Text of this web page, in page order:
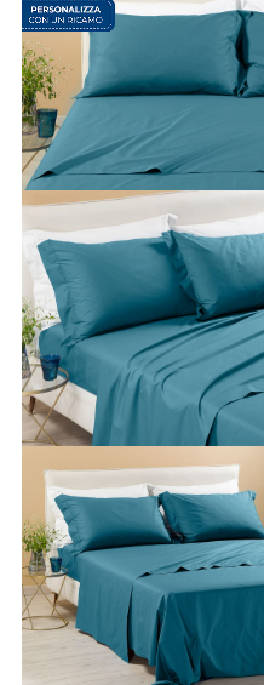
lenzuola matrimoniali,
padronale con stampe
unite estremamente
singole
, l'ideale per
accogliere al meglio gli
proposte per le
lenzuola per
formato sempre più richiesto
spazio e della comodità.
cura, includendolenzuolo
adattabili,
lenzuolo sopra
una vestibilità sempre
Perché scegliere la
alle lenzuola Caleffi
l'eccellenza e la passione
un'attenzione sartoriale per
altre opzioni presenti sul
per il perfetto equilibrio tra
e assoluta sicurezza dei
atossici e certificati. Ti
permettendoti di rinnovare
semplice, accessibile e
a tua disposizione in pochi
negozi fisici.